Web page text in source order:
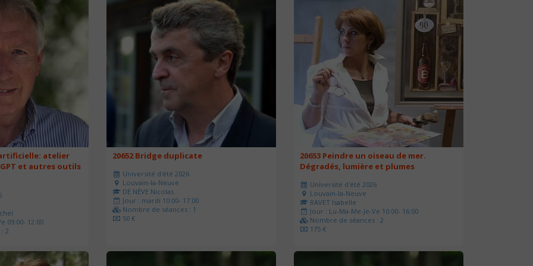
atelier
et autres outils
09:00- 12:00
2
20652 Bridge duplicate
Université d'été 2026
Louvain-la-Neuve
DE NÈVE Nicolas
Jour : mardi 10:00- 17:00
Nombre de séances : 1
50 €
20653 Peindre un oiseau de mer.
Dégradés, lumière et plumes
Université d'été 2026
Louvain-la-Neuve
RAVET Isabelle
Jour : Lu-Ma-Me-Je-Ve 10:00- 16:00
Nombre de séances : 2
175 €